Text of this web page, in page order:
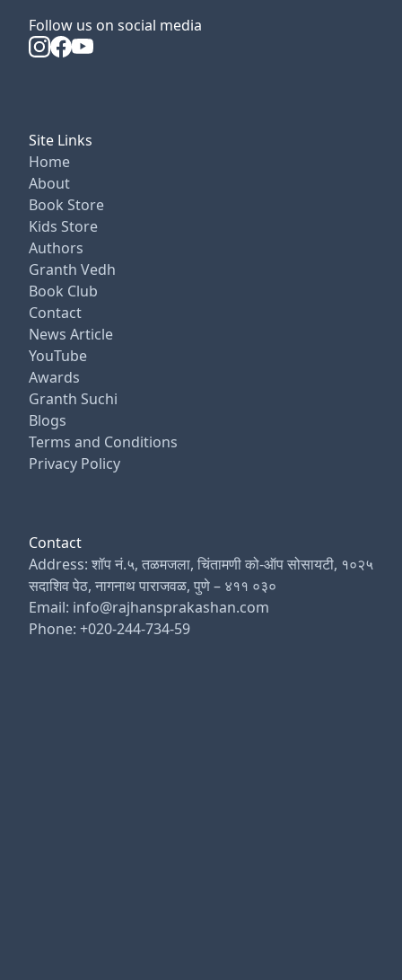
Follow us on social media
Site Links
Home
About
Book Store
Kids Store
Authors
Granth Vedh
Book Club
Contact
News Article
YouTube
Awards
Granth Suchi
Blogs
Terms and Conditions
Privacy Policy
Contact
Address: शॉप नं.५, तळमजला, चिंतामणी को-ऑप सोसायटी, १०२५
सदाशिव पेठ, नागनाथ पाराजवळ, पुणे – ४११ ०३०
Email: info@rajhansprakashan.com
Phone: +020-244-734-59